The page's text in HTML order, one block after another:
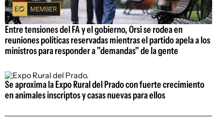
Entre tensiones del FA y el gobierno, Orsi se rodea en
reuniones políticas reservadas mientras el partido apela a los
ministros para responder a "demandas" de la gente
Se aproxima la Expo Rural del Prado con fuerte crecimiento
en animales inscriptos y casas nuevas para ellos